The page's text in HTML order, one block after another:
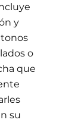
y
o
que
su